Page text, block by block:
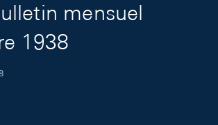
mensuel
1938